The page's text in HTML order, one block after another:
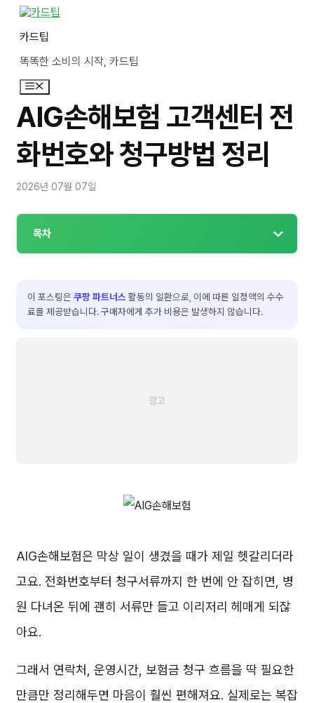
카드팁
똑똑한 소비의 시작, 카드팁
메
뉴
AIG손해보험 고객센터 전
화번호와 청구방법 정리
2026년 07월 07일
목차
이 포스팅은 쿠팡 파트너스 활동의 일환으로, 이에 따른 일정액의 수수
료를 제공받습니다. 구매자에게 추가 비용은 발생하지 않습니다.
AIG손해보험은 막상 일이 생겼을 때가 제일 헷갈리더라
고요. 전화번호부터 청구서류까지 한 번에 안 잡히면, 병
원 다녀온 뒤에 괜히 서류만 들고 이리저리 헤매게 되잖
아요.
그래서 연락처, 운영시간, 보험금 청구 흐름을 딱 필요한
만큼만 정리해두면 마음이 훨씬 편해져요. 실제로는 복잡